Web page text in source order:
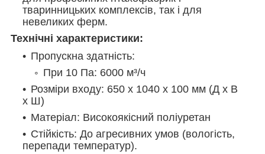
тваринницьких комплексів, так і для
невеликих ферм.
Технічні характеристики:
Пропускна здатність:
При 10 Па: 6000 м³/ч
Розміри входу: 650 x 1040 x 100 мм (Д x В
x Ш)
Матеріал: Високоякісний поліуретан
Стійкість: До агресивних умов (вологість,
перепади температур).